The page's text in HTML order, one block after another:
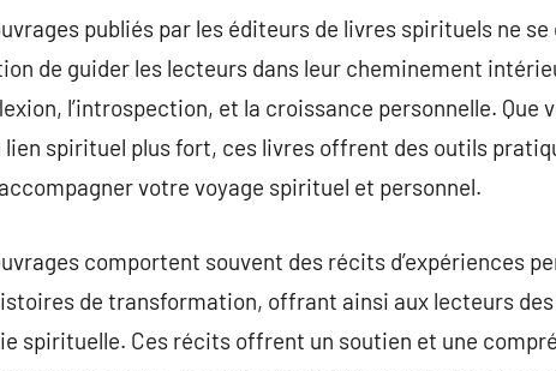
publiés par les éditeurs de livres spirituels ne
de guider les lecteurs dans leur cheminement
l’introspection, et la croissance personnelle. Que
lien spirituel plus fort, ces livres offrent des outils
votre voyage spirituel et personnel.
comportent souvent des récits d’expériences
de transformation, offrant ainsi aux lecteurs
spirituelle. Ces récits offrent un soutien et une